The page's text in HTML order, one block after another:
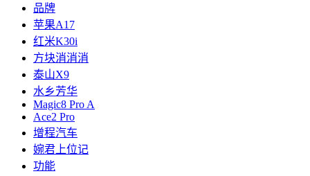
品牌
苹果A17
红米K30i
方块消消消
泰山X9
水乡芳华
Magic8 Pro A
Ace2 Pro
增程汽车
婉君上位记
功能